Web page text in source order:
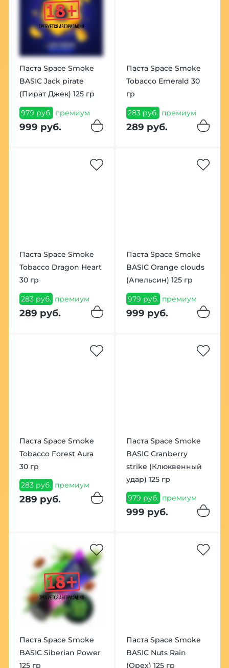
Паста Space Smoke
BASIC Jack pirate
(Пират Джек) 125 гр
979 руб. премиум
999 руб.
Паста Space Smoke
Tobacco Emerald 30
гр
283 руб. премиум
289 руб.
Паста Space Smoke
Tobacco Dragon Heart
30 гр
283 руб. премиум
289 руб.
Паста Space Smoke
BASIC Orange clouds
(Апельсин) 125 гр
979 руб. премиум
999 руб.
Паста Space Smoke
Tobacco Forest Aura
30 гр
283 руб. премиум
289 руб.
Паста Space Smoke
BASIC Cranberry
strike (Клюквенный
удар) 125 гр
979 руб. премиум
999 руб.
Паста Space Smoke
BASIC Siberian Power
125 гр
Паста Space Smoke
BASIC Nuts Rain
(Орех) 125 гр